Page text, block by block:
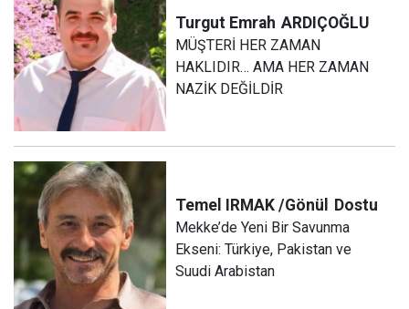
Turgut Emrah ARDIÇOĞLU
MÜŞTERİ HER ZAMAN
HAKLIDIR… AMA HER ZAMAN
NAZİK DEĞİLDİR
Temel IRMAK /Gönül Dostu
Mekke’de Yeni Bir Savunma
Ekseni: Türkiye, Pakistan ve
Suudi Arabistan